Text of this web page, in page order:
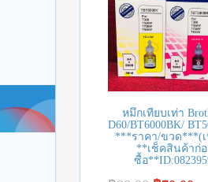
หมึกเทียบเท่า
D60/BT6000BK/
***ราคา/ขวด***(เ
**เช็คสินค้าก่
ซื้อ